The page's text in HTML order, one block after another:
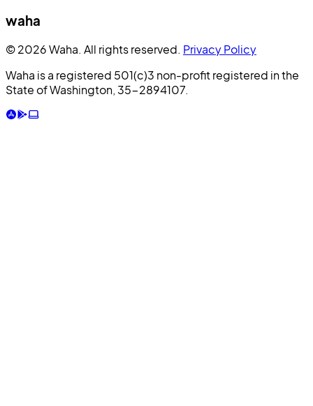
waha
© 2026 Waha. All rights reserved. Privacy Policy
Waha is a registered 501(c)3 non-profit registered in the
State of Washington, 35-2894107.